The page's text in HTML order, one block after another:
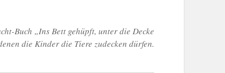
Buch „Ins Bett gehüpft, unter die Decke
die Kinder die Tiere zudecken dürfen.